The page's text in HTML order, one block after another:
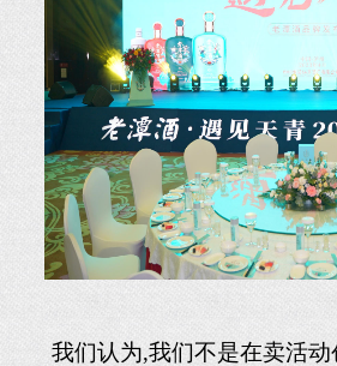
我们认为,我们不是在卖活